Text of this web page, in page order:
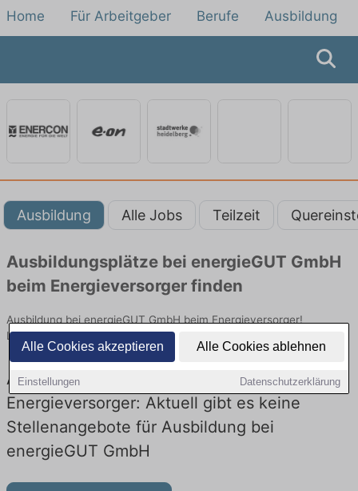
Alle Cookies akzeptieren Alle Cookies ablehnen
Einstellungen Datenschutzerklärung
Home Für Arbeitgeber Berufe Ausbildung
Ausbildung Alle Jobs Teilzeit
Ausbildungsplätze bei energieGUT GmbH
beim Energieversorger finden
Ausbildung bei energieGUT GmbH beim Energieversorger!
Lehrstellen in Technik. Jetzt bewerben!
Ausbildung bei energieGUT GmbH beim
Energieversorger: Aktuell gibt es keine
Stellenangebote für Ausbildung bei
energieGUT GmbH